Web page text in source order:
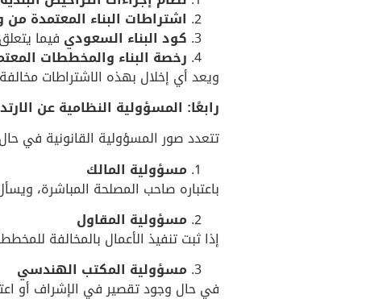
اشتراطات البناء المعتمدة
كود البناء السعودي فيما
رخصة البناء والمخططات
ويعد أي إخلال بهذه الاشتراطات
رابعًا: المسؤولية النظامية عن
تتعدد صور المسؤولية القانونية في
مسؤولية المالك
باعتباره صاحب المصلحة المباشرة،
مسؤولية المقاول
إذا ثبت تنفيذ الأعمال بالمخالفة
مسؤولية المكتب الهندسي
في حال وجود تقصير في الإشراف أو